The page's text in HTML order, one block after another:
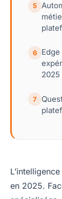
5
6
7
en 2025.